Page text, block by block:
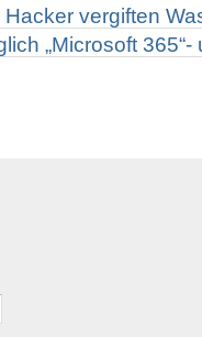
vergiften
„Microsoft 365“-